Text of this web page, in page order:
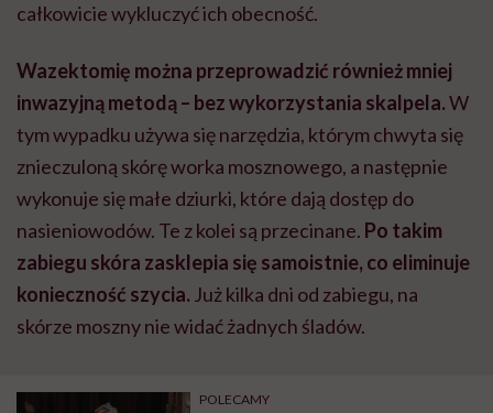
całkowicie wykluczyć ich obecność.
Wazektomię można przeprowadzić również mniej
inwazyjną metodą – bez wykorzystania skalpela.W
tym wypadku używa się narzędzia, którym chwyta się
znieczuloną skórę worka mosznowego, a następnie
wykonuje się małe dziurki, które dają dostęp do
nasieniowodów. Te z kolei są przecinane. Po takim
zabiegu skóra zasklepia się samoistnie, co eliminuje
konieczność szycia. Już kilka dni od zabiegu, na
skórze moszny nie widać żadnych śladów.
POLECAMY